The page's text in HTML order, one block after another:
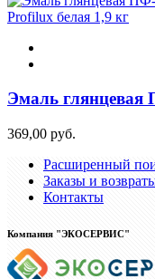
Эмаль глянцевая
369,00 руб.
Расширенный
Заказы и
Контакты
Компания "ЭКОСЕРВИС"